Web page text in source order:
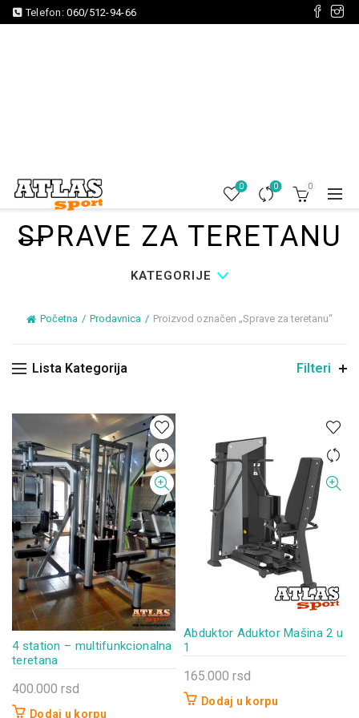
Telefon:060/512-94-66
0 0 0
SPRAVE ZA TERETANU
KATEGORIJE
Početna Prodavnica Proizvod označen „Sprave za teretanu“
Lista Kategorija Filteri
4 station – multifunkcionalna
teretana
400.000 rsd
Dodaj u korpu
Abduktor Aduktor Mašina 2 u
1
165.000 rsd
Dodaj u korpu